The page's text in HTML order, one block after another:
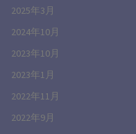
2025年3月
2024年10月
2023年10月
2023年1月
2022年11月
2022年9月